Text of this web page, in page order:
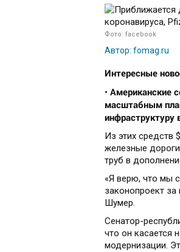
Фото: facebook
Автор: fomag.ru
Интересные
• Американские
масштабным
инфраструктуру
Из этих средств
железные
труб в
«Я верю, что мы
законопроект
Шумер.
Сенатор-
что он касается
модернизации.